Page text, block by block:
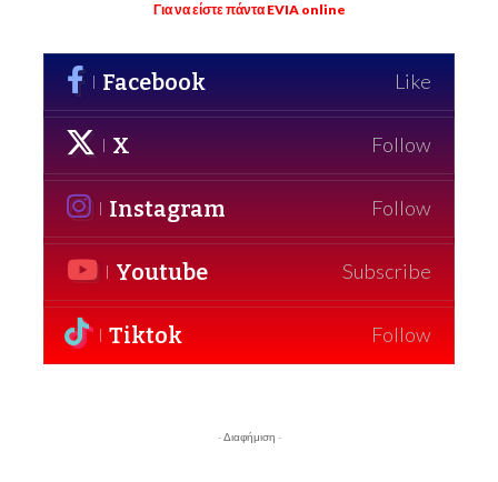
Για να είστε πάντα EVIA online
Facebook Like
X Follow
Instagram Follow
Youtube Subscribe
Tiktok Follow
- Διαφήμιση -